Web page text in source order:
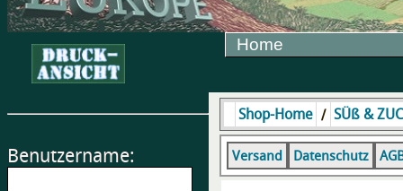
Home
Benutzername:
Shop-Home / SÜß &
Versand Datenschutz